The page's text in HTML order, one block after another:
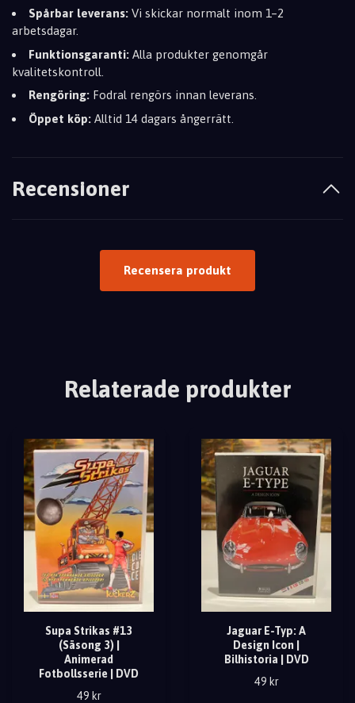
Spårbar leverans: Vi skickar normalt inom 1–2
arbetsdagar.
Funktionsgaranti: Alla produkter genomgår
kvalitetskontroll.
Rengöring: Fodral rengörs innan leverans.
Öppet köp: Alltid 14 dagars ångerrätt.
Recensioner
Recensera produkt
Relaterade produkter
Supa Strikas #13
(Säsong 3) |
Animerad
Fotbollsserie | DVD
49 kr
Jaguar E-Typ: A
Design Icon |
Bilhistoria | DVD
49 kr